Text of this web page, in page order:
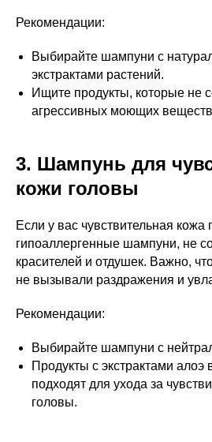
Рекомендации:
Выбирайте шампуни с
экстрактами растений.
Ищите продукты, которые не
агрессивных моющих
3. Шампунь для
кожи головы
Если у вас чувствительная
гипоаллергенные шампуни, не
красителей и отдушек. Важно,
не вызывали раздражения и
Рекомендации:
Выбирайте шампуни с
Продукты с экстрактами
подходят для ухода за
головы.